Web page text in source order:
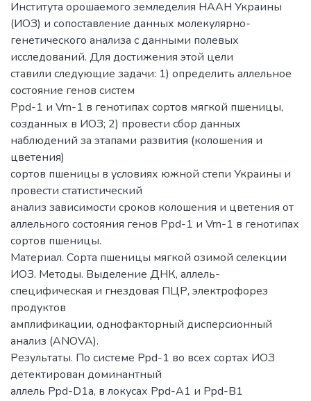
Института орошаемого земледелия НААН Украины
(ИОЗ) и сопоставление данных молекулярно-
генетического анализа с данными полевых
исследований. Для достижения этой цели
ставили следующие задачи: 1) определить аллельное
состояние генов систем
Ррd-1 и Vrn-1 в генотипах сортов мягкой пшеницы,
созданных в ИОЗ; 2) провести сбор данных
наблюдений за этапами развития (колошения и
цветения)
сортов пшеницы в условиях южной степи Украины и
провести статистический
анализ зависимости сроков колошения и цветения от
аллельного состояния генов Ррd-1 и Vrn-1 в генотипах
сортов пшеницы.
Материал. Сорта пшеницы мягкой озимой селекции
ИОЗ. Методы. Выделение ДНК, аллель-
специфическая и гнездовая ПЦР, электрофорез
продуктов
амплификации, однофакторный дисперсионный
анализ (ANOVA).
Результаты. По системе Ppd-1 во всех сортах ИОЗ
детектирован доминантный
аллель Ppd-D1a, в локусах Ppd-A1 и Ppd-B1